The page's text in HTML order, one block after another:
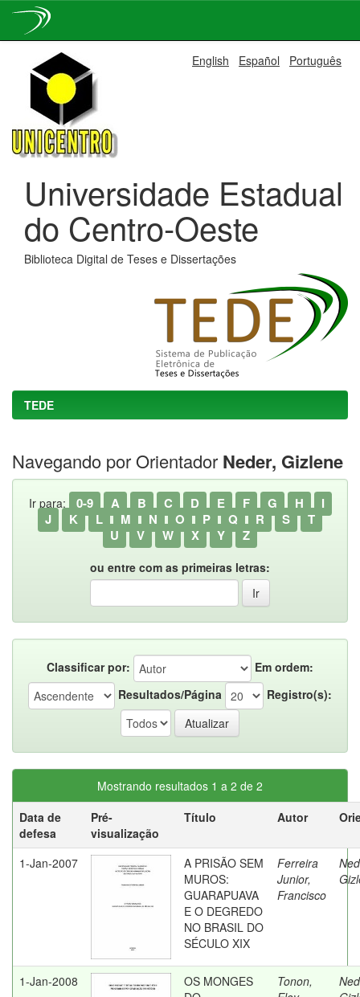
navigation
English Español Português
Universidade Estadual
do Centro-Oeste
Biblioteca Digital de Teses e Dissertações
TEDE
Navegando por Orientador Neder, Gizlene
Ir para: 0-9 A B C D E F G H
I
J
K L M N O P Q R S
T
U
V W X Y Z
ou entre com as primeiras letras:
Classificar por:
Em ordem:
Resultados/Página
Registro(s):
Mostrando resultados 1 a 2 de 2
Data de
defesa
Pré-
visualização
Título Autor
1-Jan-2007
A PRISÃO SEM
MUROS:
GUARAPUAVA
E O DEGREDO
NO BRASIL DO
SÉCULO XIX
Ferreira
Junior,
Francisco
1-Jan-2008
OS MONGES
Tonon,